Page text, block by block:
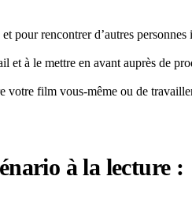
pour rencontrer d’autres personnes
à le mettre en avant auprès de
votre film vous-même ou de
à la lecture :